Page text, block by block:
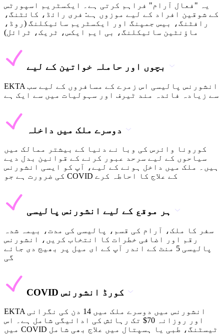
یہ "فعال آرام" فراہم کرتی ہے۔ ایکسٹریم اسپورٹس
کے شوقین افراد کے لیے موزوں ہے: فری رائڈ، کائٹنگ،
رافٹنگ، بیس جمپنگ اور ایکسٹریم سائیکلنگ (روڈ،
ماؤنٹین سائیکلنگ، بی ایم ایکس، ٹریک، ٹرائل)
بچوں اور حاملہ خواتین کے لیے
EKTA انشورنس پالیسی اس زمرے کے مسافروں کے لیے سب
سے زیادہ فائدہ مند ٹیرف اور سہولیات میں سے ایک ہے
دوسرے ملک میں داخلہ
کورونا وائرس کی وبا نے دنیا کے بیشتر ممالک میں
سیاحوں کے لیے سرحد عبور کرنے کے قوانین بدل دیے
ہیں۔ ملک میں داخل ہونے کے لیے، آپ کو ایسی انشورنس
کی ضرورت ہے جو COVID کے علاج کا احاطہ کرے
ہر موقع کے لیے انشورنس پالیسی
سفر کا ملک، آرام کی قسم، پالیسی کی مدت، بیمہ شدہ
رقم اور اضافی خطرات کا انتخاب کریں، انشورنس
پالیسی 5 منٹ کے اندر آپ کے ای میل پر بھیج دی جائے
گی
COVID کورڈ انشورنس
EKTA انشورنس میں دوسرے ملک میں 14 دن کی نگرانی
اور روزانہ 70$ تک رہائش کی ادائیگی شامل ہے۔ اس
میں COVID ٹیسٹنگ، طبی یا ہسپتال میں علاج بھی شامل